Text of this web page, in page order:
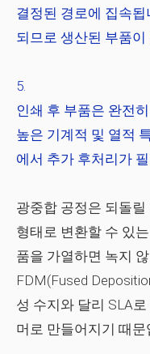
결정된 경로에 집속
되므로 생산된 부품
인쇄 후 부품은 완전
높은 기계적 및 열적
에서 추가 후처리가
광중합 공정은 되돌
형태로 변환할 수 있
품을 가열하면 녹지
FDM(Fused
성 수지와 달리 SLA
머로 만들어지기 때문